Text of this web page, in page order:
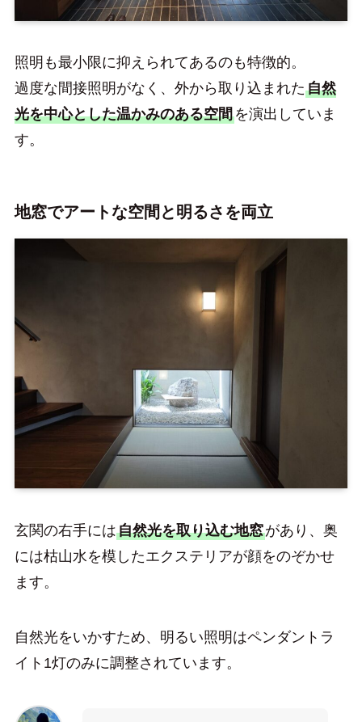
照明も最小限に抑えられてあるのも特徴的。
過度な間接照明がなく、外から取り込まれた自然
光を中心とした温かみのある空間を演出していま
す。
地窓でアートな空間と明るさを両立
玄関の右手には自然光を取り込む地窓があり、奥
には枯山水を模したエクステリアが顔をのぞかせ
ます。
自然光をいかすため、明るい照明はペンダントラ
イト1灯のみに調整されています。